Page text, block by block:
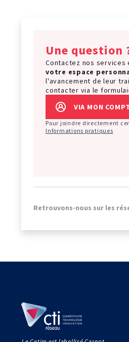
Une question
Contactez nos services
votre espace
l'avancement de leur
contacter via le
VIA MON
Pour joindre directement
Informations pratiques
Retrouvons-nous sur les